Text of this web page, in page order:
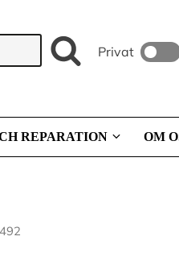
Privat
REPARATION OM